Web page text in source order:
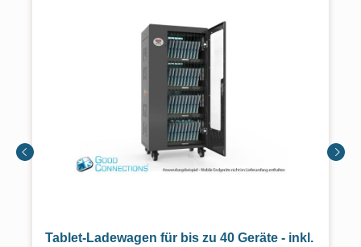
Tablet-Ladewagen für bis zu 40 Geräte - inkl.